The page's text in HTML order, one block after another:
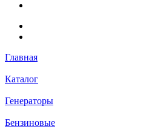
Главная
Каталог
Генераторы
Бензиновые